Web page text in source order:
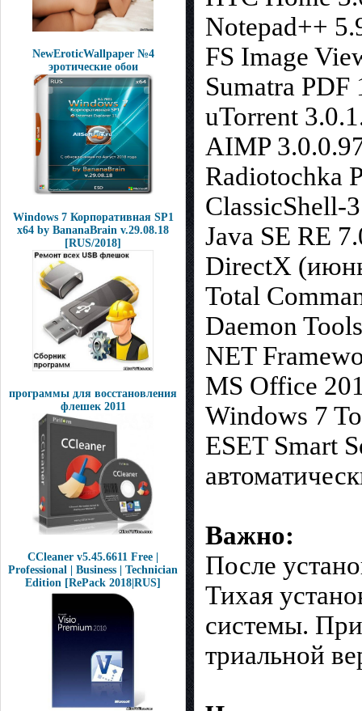
NewEroticWallpaper №4
эротические обои
Windows 7 Корпоративная SP1
x64 by BananaBrain v.29.08.18
[RUS/2018]
программы для восстановления
флешек 2011
CCleaner v5.45.6611 Free |
Professional | Business | Technician
Edition [RePack 2018|RUS]
Notepad++
FS Image
Sumatra PDF
uTorrent
AIMP
Radiotochka
ClassicShell-
Java SE RE
DirectX
Total
Daemon
NET
MS Office
Windows 7
ESET Smart
Важно:
После
Тихая
системы.
триальной